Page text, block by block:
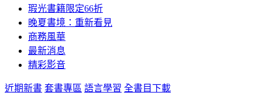
瑕光書籍限定66折
晚夏書境：重新看見
商務風華
最新消息
精彩影音
近期新書 套書專區 語言學習 全書目下載